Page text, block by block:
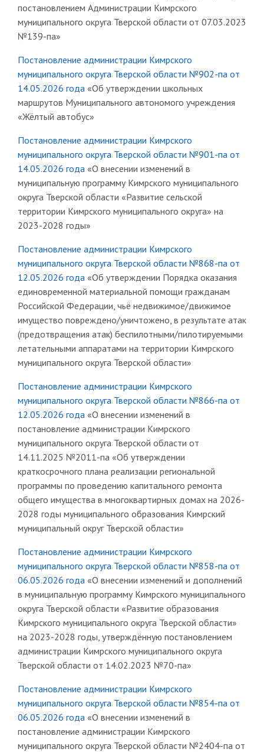
постановлением Администрации Кимрского
муниципального округа Тверской области от 07.03.2023
№139-па»
Постановление администрации Кимрского
муниципального округа Тверской области №902-па от
14.05.2026 года «Об утверждении школьных
маршрутов Муниципального автономого учреждения
«Жёлтый автобус»
Постановление администрации Кимрского
муниципального округа Тверской области №901-па от
14.05.2026 года «О внесении изменений в
муниципальную программу Кимрского муниципального
округа Тверской области «Развитие сельской
территории Кимрского муниципального округа» на
2023-2028 годы»
Постановление администрации Кимрского
муниципального округа Тверской области №868-па от
12.05.2026 года «Об утверждении Порядка оказания
единовременной материальной помощи гражданам
Российской Федерации, чьё недвижимое/движимое
имущество повреждено/уничтожено, в результате атак
(предотвращения атак) беспилотными/пилотируемыми
летательными аппаратами на территории Кимрского
муниципального округа Тверской области»
Постановление администрации Кимрского
муниципального округа Тверской области №866-па от
12.05.2026 года «О внесении изменений в
постановление администрации Кимрского
муниципального округа Тверской области от
14.11.2025 №2011-па «Об утверждении
краткосрочного плана реализации региональной
программы по проведению капитального ремонта
общего имущества в многоквартирных домах на 2026-
2028 годы муниципального образования Кимрский
муниципальный округ Тверской области»
Постановление администрации Кимрского
муниципального округа Тверской области №858-па от
06.05.2026 года «О внесении изменений и дополнений
в муниципальную программу Кимрского муниципального
округа Тверской области «Развитие образования
Кимрского муниципального округа Тверской области»
на 2023-2028 годы, утверждённую постановлением
администрации Кимрского муниципального округа
Тверской области от 14.02.2023 №70-па»
Постановление администрации Кимрского
муниципального округа Тверской области №854-па от
06.05.2026 года «О внесении изменений в
постановление администрации Кимрского
муниципального округа Тверской области №2404-па от